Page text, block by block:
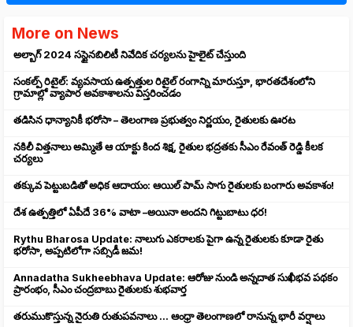
More on News
అల్బాగ్ 2024 సస్టైనబిలిటీ నివేదిక చర్యలను హైలైట్ చేస్తుంది
సంకల్ప్ రిటైల్: వ్యవసాయ ఉత్పత్తుల రిటైల్ రంగాన్ని మారుస్తూ, భారతదేశంలోని
గ్రామాల్లో వ్యాపార అవకాశాలను విస్తరించడం
తడిసిన ధాన్యానికీ భరోసా – తెలంగాణ ప్రభుత్వం నిర్ణయం, రైతులకు ఊరట
నకిలీ విత్తనాలు అమ్మితే ఆ యాక్టు కింద శిక్ష, రైతుల భద్రతకు సీఎం రేవంత్ రెడ్డి కీలక
చర్యలు
తక్కువ పెట్టుబడితో అధిక ఆదాయం: ఆయిల్ పామ్ సాగు రైతులకు బంగారు అవకాశం!
దేశ ఉత్పత్తిలో ఏపీదే 36% వాటా –అయినా అందని గిట్టుబాటు ధర!
Rythu Bharosa Update: నాలుగు ఎకరాలకు పైగా ఉన్న రైతులకు కూడా రైతు
భరోసా, అప్పటిలోగా సబ్సిడీ జమ!
Annadatha Sukheebhava Update: ఆరోజు నుండి అన్నదాత సుఖీభవ పథకం
ప్రారంభం, సీఎం చంద్రబాబు రైతులకు శుభవార్త
తరుముకొస్తున్న నైరుతి రుతుపవనాలు ... ఆంధ్రా తెలంగాణలో రానున్న భారీ వర్షాలు